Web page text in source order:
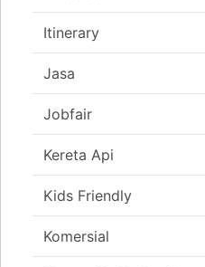
Itinerary
Jasa
Jobfair
Kereta Api
Kids Friendly
Komersial